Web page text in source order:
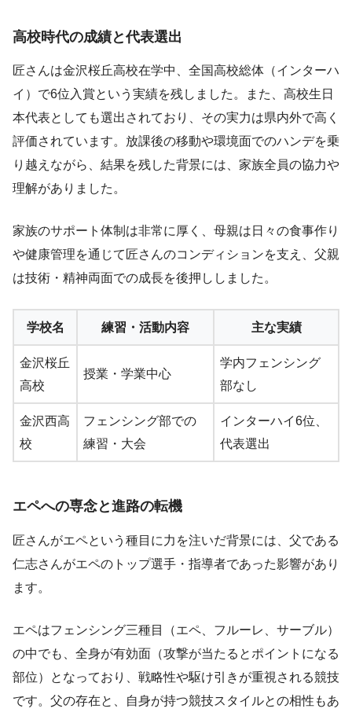
高校時代の成績と代表選出
匠さんは金沢桜丘高校在学中、全国高校総体（インターハ
イ）で6位入賞という実績を残しました。また、高校生日
本代表としても選出されており、その実力は県内外で高く
評価されています。放課後の移動や環境面でのハンデを乗
り越えながら、結果を残した背景には、家族全員の協力や
理解がありました。
家族のサポート体制は非常に厚く、母親は日々の食事作り
や健康管理を通じて匠さんのコンディションを支え、父親
は技術・精神両面での成長を後押ししました。
学校名 練習・活動内容 主な実績
金沢桜丘
高校
授業・学業中心
学内フェンシング
部なし
金沢西高
校
フェンシング部での
練習・大会
インターハイ6位、
代表選出
エペへの専念と進路の転機
匠さんがエペという種目に力を注いだ背景には、父である
仁志さんがエペのトップ選手・指導者であった影響があり
ます。
エペはフェンシング三種目（エペ、フルーレ、サーブル）
の中でも、全身が有効面（攻撃が当たるとポイントになる
部位）となっており、戦略性や駆け引きが重視される競技
です。父の存在と、自身が持つ競技スタイルとの相性もあ